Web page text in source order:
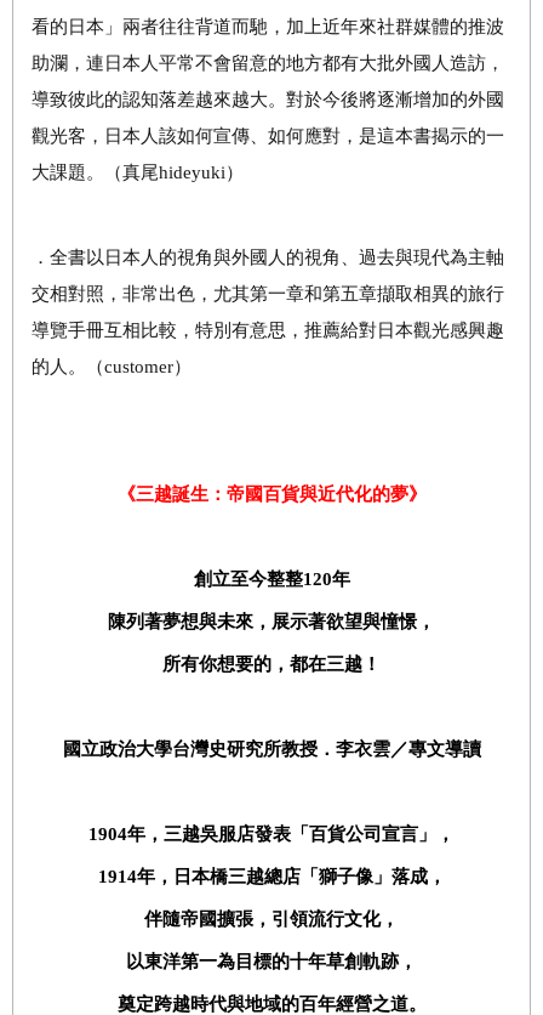
看的日本」兩者往往背道而馳，加上近年來社群媒體的推波
助瀾，連日本人平常不會留意的地方都有大批外國人造訪，
導致彼此的認知落差越來越大。對於今後將逐漸增加的外國
觀光客，日本人該如何宣傳、如何應對，是這本書揭示的一
大課題。（真尾hideyuki）
．全書以日本人的視角與外國人的視角、過去與現代為主軸
交相對照，非常出色，尤其第一章和第五章擷取相異的旅行
導覽手冊互相比較，特別有意思，推薦給對日本觀光感興趣
的人。（customer）
《三越誕生：帝國百貨與近代化的夢》
創立至今整整120年
陳列著夢想與未來，展示著欲望與憧憬，
所有你想要的，都在三越！
國立政治大學台灣史研究所教授．李衣雲／專文導讀
1904年，三越吳服店發表「百貨公司宣言」，
1914年，日本橋三越總店「獅子像」落成，
伴隨帝國擴張，引領流行文化，
以東洋第一為目標的十年草創軌跡，
奠定跨越時代與地域的百年經營之道。